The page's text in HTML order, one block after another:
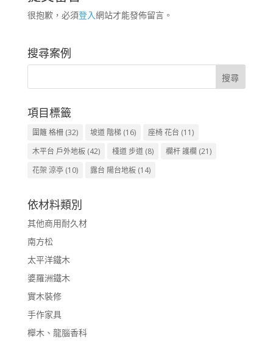
很抱歉，必須登入網站才能發佈留言。
搜尋案例
項目標籤
圍籬 格柵(32) 坡道 階梯(16) 座椅 花台 (11)
木平台 戶外地板(42) 棧道 步道(8) 欄杆 護欄 (21)
花架 涼亭(10) 露台 陽台地板(14)
依材料類別
其他商用耐久材
南方松
太平洋鐵木
婆羅洲鐵木
實木裝修
手作家具
櫸木、龍腦香科